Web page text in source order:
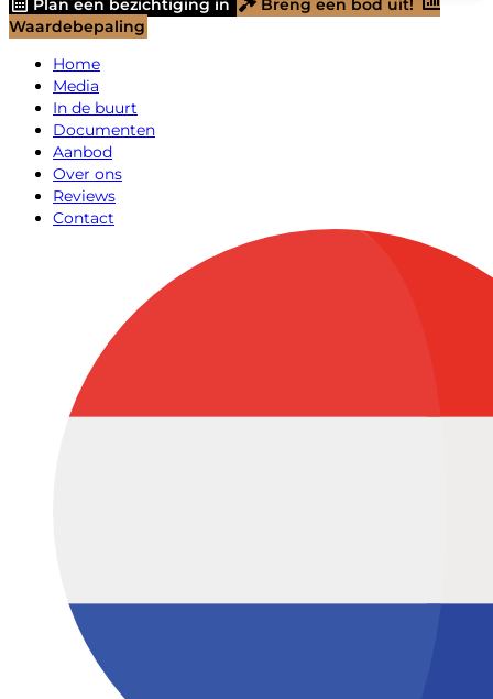
Plan een bezichtiging in
Breng een bod uit!
Waardebepaling
Home
Media
In de buurt
Documenten
Aanbod
Over ons
Reviews
Contact